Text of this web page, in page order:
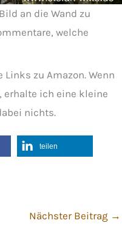
an die Wand zu
welche
zu Amazon. Wenn
erhalte ich eine kleine
nichts.
teilen
Nächster Beitrag →